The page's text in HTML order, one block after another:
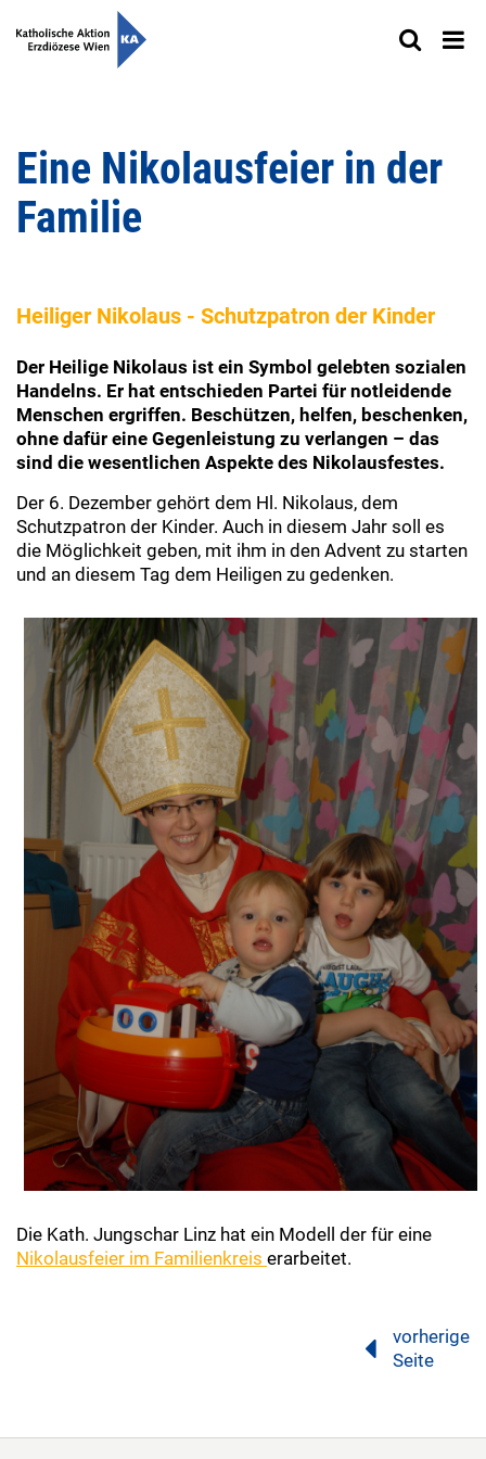
Eine Nikolausfeier in der
Familie
Heiliger Nikolaus - Schutzpatron der Kinder
Der Heilige Nikolaus ist ein Symbol gelebten sozialen
Handelns. Er hat entschieden Partei für notleidende
Menschen ergriffen. Beschützen, helfen, beschenken,
ohne dafür eine Gegenleistung zu verlangen – das
sind die wesentlichen Aspekte des Nikolausfestes.
Der 6. Dezember gehört dem Hl. Nikolaus, dem
Schutzpatron der Kinder. Auch in diesem Jahr soll es
die Möglichkeit geben, mit ihm in den Advent zu starten
und an diesem Tag dem Heiligen zu gedenken.
Die Kath. Jungschar Linz hat ein Modell der für eine
Nikolausfeier im Familienkreis erarbeitet.
vorherige
Seite